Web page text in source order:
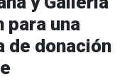
e
b
o
o
k
t
t
e
r
para una
de donación